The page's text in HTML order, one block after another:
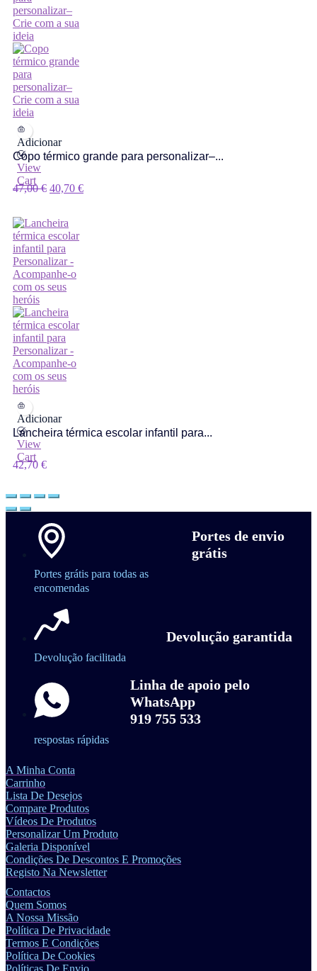
Adicionar
View
Cart
Copo térmico grande para personalizar–...
47,00€ O
Era:
47,00 €.
40,70 €O
Adicionar
View
Cart
Lancheira térmica escolar infantil para...
42,70 €
Portes de envio
grátis
Portes grátis para todas as
encomendas
Devolução garantida
Devolução facilitada
Linha de apoio pelo
WhatsApp
919 755 533
respostas rápidas
A Minha Conta
Carrinho
Lista De Desejos
Compare Produtos
Vídeos De Produtos
Personalizar Um Produto
Galeria Disponível
Condições De Descontos E Promoções
Registo Na Newsletter
Contactos
Quem Somos
A Nossa Missão
Política De Privacidade
Termos E Condições
Política De Cookies
Políticas De Envio